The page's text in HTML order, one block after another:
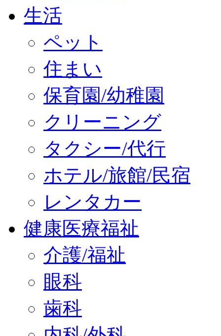
生活
ペット
住まい
保育園/幼稚園
クリーニング
タクシー/代行
ホテル/旅館/民宿
レンタカー
健康医療福祉
介護/福祉
眼科
歯科